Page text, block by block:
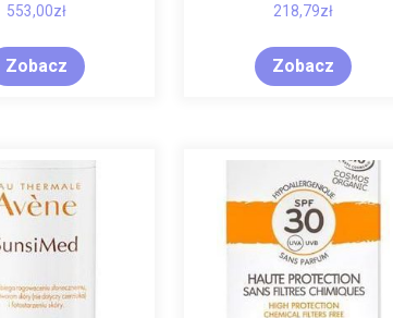
553,00zł
Zobacz
218,79zł
Zobacz